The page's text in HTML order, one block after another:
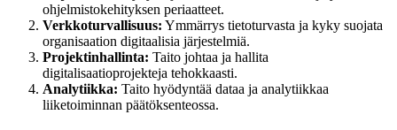
ohjelmistokehityksen periaatteet.
Verkkoturvallisuus: Ymmärrys tietoturvasta ja kyky suojata
organisaation digitaalisia järjestelmiä.
Projektinhallinta: Taito johtaa ja hallita
digitalisaatioprojekteja tehokkaasti.
Analytiikka: Taito hyödyntää dataa ja analytiikkaa
liiketoiminnan päätöksenteossa.